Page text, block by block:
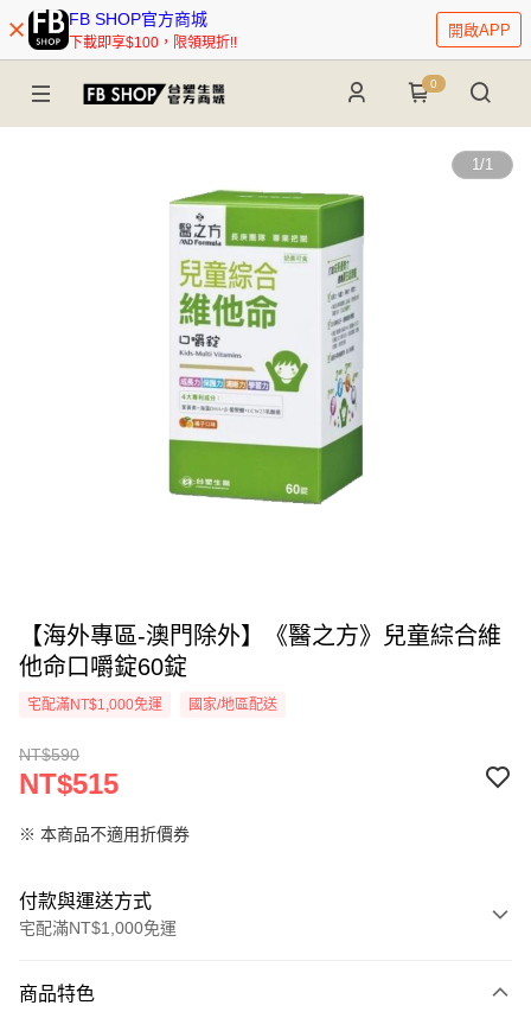
FB SHOP官方商城
下載即享$100，限領現折!!
開啟APP
0
1/1
【海外專區-澳門除外】《醫之方》兒童綜合維
他命口嚼錠60錠
宅配滿NT$1,000免運 國家/地區配送
NT$590
NT$515
※ 本商品不適用折價券
付款與運送方式
宅配滿NT$1,000免運
信用卡一次付款
商品特色